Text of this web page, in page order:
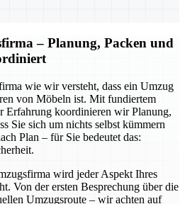
– Planung, Packen und
wie wir versteht, dass ein Umzug
von Möbeln ist. Mit fundiertem
Erfahrung koordinieren wir Planung,
Sie sich um nichts selbst kümmern
Plan – für Sie bedeutet das:
wird jeder Aspekt Ihres
Von der ersten Besprechung über die
Umzugsroute – wir achten auf